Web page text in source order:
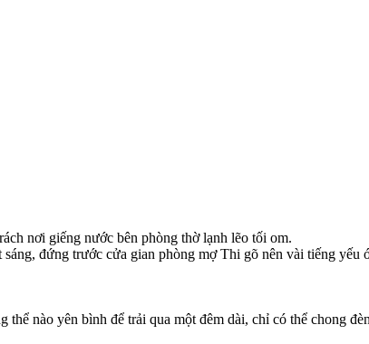
nơi giếng nước bên phòng thờ lạnh lẽo tối om.
đứng trước cửa gian phòng mợ Thi gõ nên vài tiếng yếu
nào yên bình để trải qua một đêm dài, chỉ có thể chong